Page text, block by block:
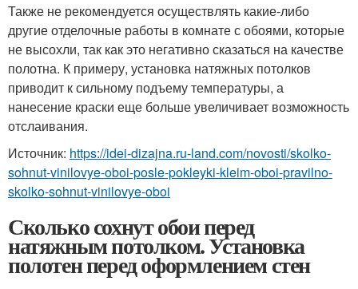
Также не рекомендуется осуществлять какие-либо
другие отделочные работы в комнате с обоями, которые
не высохли, так как это негативно сказаться на качестве
полотна. К примеру, установка натяжных потолков
приводит к сильному подъему температуры, а
нанесение краски еще больше увеличивает возможность
отслаивания.
Источник: https://idei-dizajna.ru-land.com/novosti/skolko-
sohnut-vinilovye-oboi-posle-pokleyki-kleim-oboi-pravilno-
skolko-sohnut-vinilovye-oboi
Сколько сохнут обои перед
натяжным потолком. Установка
полотен перед оформлением стен